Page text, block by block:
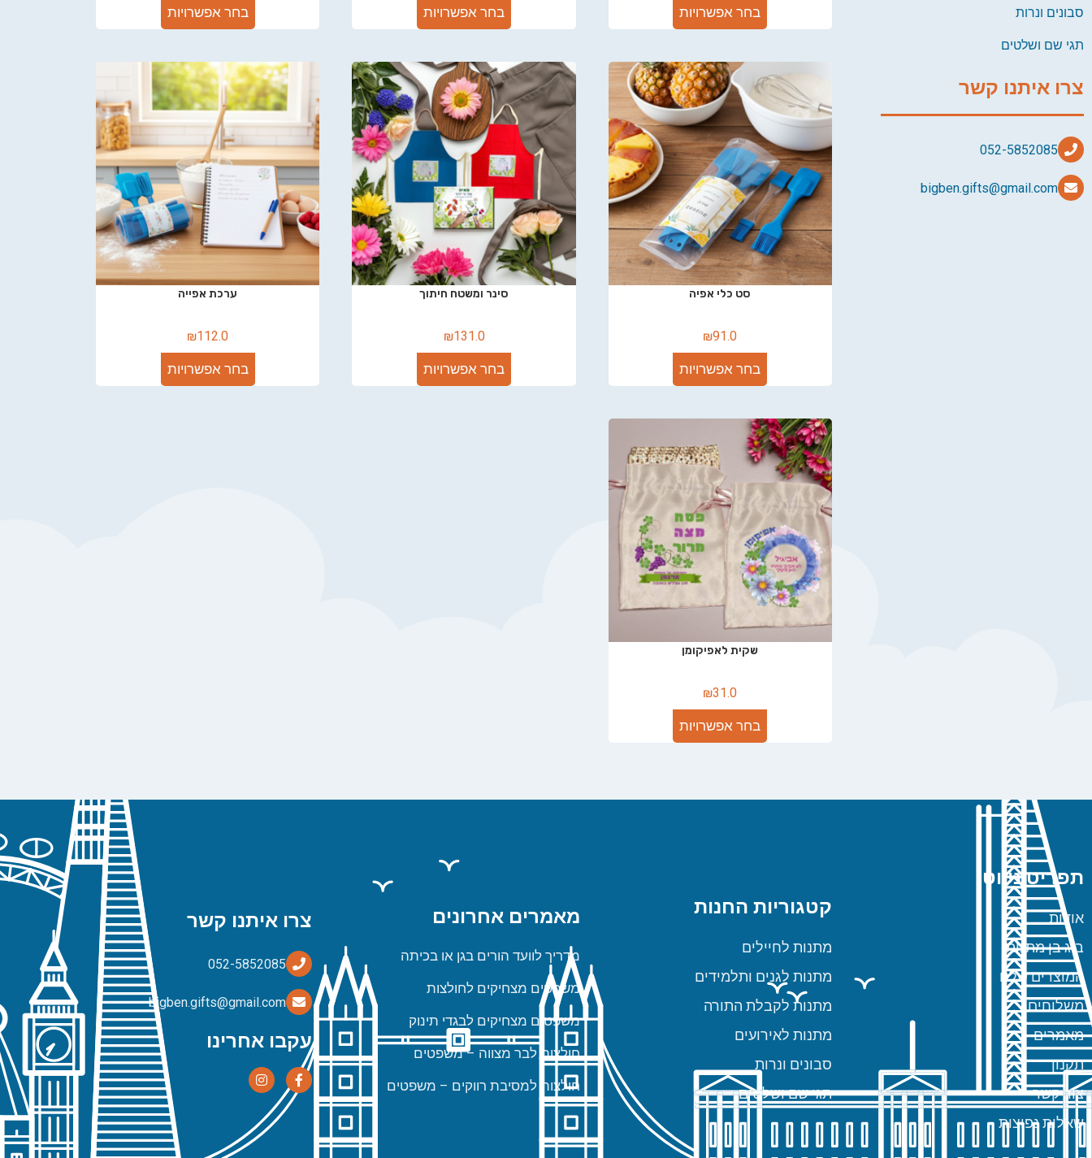
סבונים ונרות
תגי שם ושלטים
צרו איתנו קשר
bigben.gifts@gmail.com
בחר אפשרויות בחר אפשרויות בחר אפשרויות
סט כלי אפיה
₪91.0
בחר אפשרויות
סינר ומשטח חיתוך
₪131.0
בחר אפשרויות
ערכת אפייה
₪112.0
בחר אפשרויות
שקית לאפיקומן
₪31.0
בחר אפשרויות
תפריט ניווט
אודות
ביג בן מתנות
המוצרים שלנו
משלוחים
מאמרים
תקנון
צור קשר
שאלות נפוצות
קטגוריות החנות
מתנות לחיילים
מתנות לגנים ותלמידים
מתנות לקבלת התורה
מתנות לאירועים
סבונים ונרות
תגי שם ושלטים
מאמרים אחרונים
מדריך לוועד הורים בגן או בכיתה
משפטים מצחיקים לחולצות
משפטים מצחיקים לבגדי תינוק
חולצות לבר מצווה – משפטים
חולצות למסיבת רווקים – משפטים
צרו איתנו קשר
bigben.gifts@gmail.com
עקבו אחרינו